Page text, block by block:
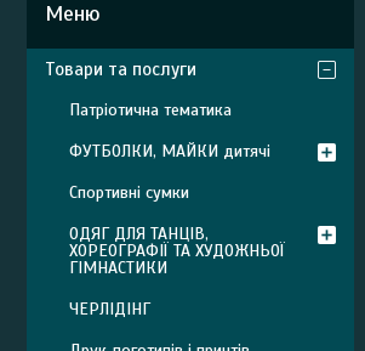
Товари та послуги
Патріотична тематика
ФУТБОЛКИ, МАЙКИ дитячі
Спортивні сумки
ОДЯГ ДЛЯ ТАНЦІВ,
ХОРЕОГРАФІЇ ТА ХУДОЖНЬОЇ
ГІМНАСТИКИ
ЧЕРЛІДІНГ